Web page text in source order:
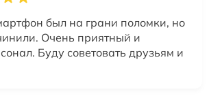
был на грани поломки, но
Очень приятный и
Буду советовать друзьям и